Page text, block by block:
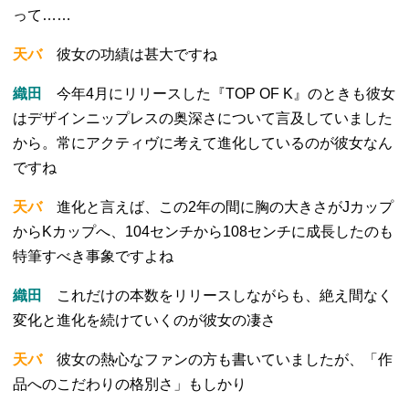
って……
天バ彼女の功績は甚大ですね
織田
今年4月にリリースした『TOP OF K』のときも彼女
はデザインニップレスの奥深さについて言及していました
から。常にアクティヴに考えて進化しているのが彼女なん
ですね
天バ進化と言えば、この2年の間に胸の大きさがJカップ
からKカップへ、104センチから108センチに成長したのも
特筆すべき事象ですよね
織田
これだけの本数をリリースしながらも、絶え間なく
変化と進化を続けていくのが彼女の凄さ
天バ彼女の熱心なファンの方も書いていましたが、「作
品へのこだわりの格別さ」もしかり